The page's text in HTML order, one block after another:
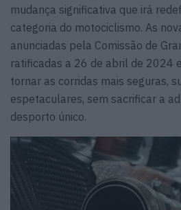
mudança significativa que irá
categoria do motociclismo. As
anunciadas pela Comissão de
ratificadas a 26 de abril de 2024
tornar as corridas mais seguras,
espetaculares, sem sacrificar a
desporto único.